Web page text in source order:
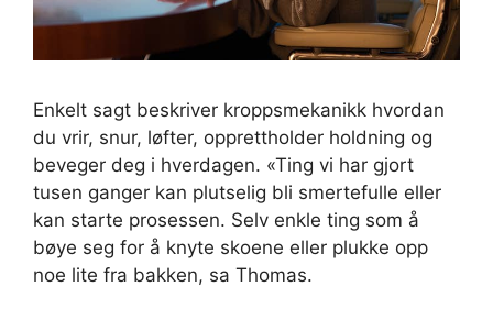
Enkelt sagt beskriver kroppsmekanikk hvordan
du vrir, snur, løfter, opprettholder holdning og
beveger deg i hverdagen. «Ting vi har gjort
tusen ganger kan plutselig bli smertefulle eller
kan starte prosessen. Selv enkle ting som å
bøye seg for å knyte skoene eller plukke opp
noe lite fra bakken, sa Thomas.